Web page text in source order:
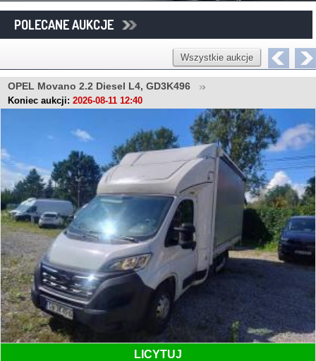
POLECANE AUKCJE
Wszystkie aukcje
OPEL Movano 2.2 Diesel L4, GD3K496
Koniec aukcji: 2026-08-11 12:40
LICYTUJ